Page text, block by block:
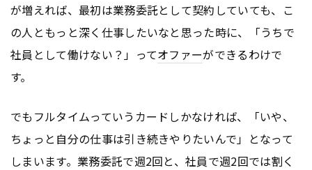
が増えれば、最初は業務委託として契約していても、こ
の人ともっと深く仕事したいなと思った時に、「うちで
社員として働けない？」ってオファーができるわけで
す。
でもフルタイムっていうカードしかなければ、「いや、
ちょっと自分の仕事は引き続きやりたいんで」となって
しまいます。業務委託で週2回と、社員で週2回では割く